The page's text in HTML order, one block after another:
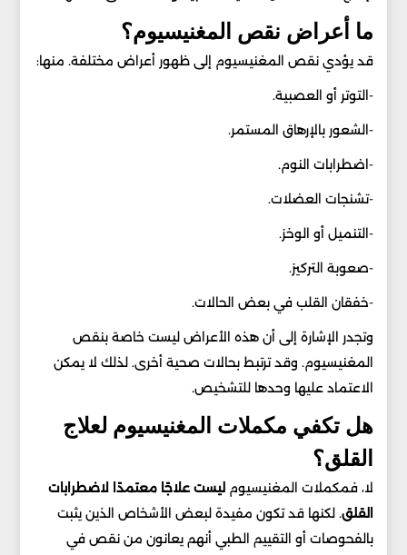
ما أعراض نقص المغنيسيوم؟
قد يؤدي نقص المغنيسيوم إلى ظهور أعراض مختلفة. منها:
-التوتر أو العصبية.
-الشعور بالإرهاق المستمر.
-اضطرابات النوم.
-تشنجات العضلات.
-التنميل أو الوخز.
-صعوبة التركيز.
-خفقان القلب في بعض الحالات.
وتجدر الإشارة إلى أن هذه الأعراض ليست خاصة بنقص
المغنيسيوم. وقد ترتبط بحالات صحية أخرى. لذلك لا يمكن
الاعتماد عليها وحدها للتشخيص.
هل تكفي مكملات المغنيسيوم لعلاج
القلق؟
لا، فمكملات المغنيسيوم ليست علاجًا معتمدًا لاضطرابات
القلق. لكنها قد تكون مفيدة لبعض الأشخاص الذين يثبت
بالفحوصات أو التقييم الطبي أنهم يعانون من نقص في